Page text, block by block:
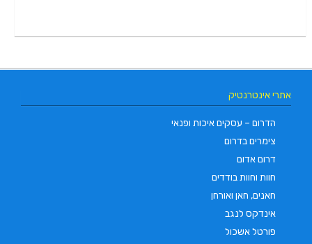
אתרי אינטרנטיק
הדרום – עסקים איכות ופנאי
צימרים בדרום
דרום אדום
חוות וחוות בודדים
חאנים, חאן ואורחן
אינדקס לנגב
פורטל אשכול